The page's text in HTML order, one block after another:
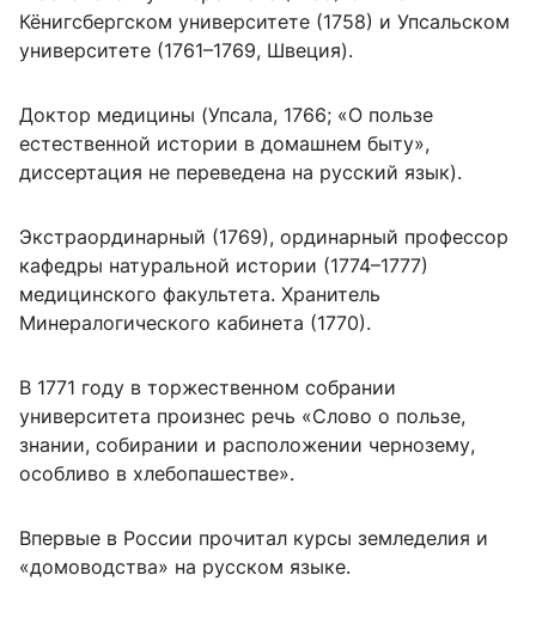
Кёнигсбергском университете (1758) и Упсальском
университете (1761–1769, Швеция).
Доктор медицины (Упсала, 1766; «О пользе
естественной истории в домашнем быту»,
диссертация не переведена на русский язык).
Экстраординарный (1769), ординарный профессор
кафедры натуральной истории (1774–1777)
медицинского факультета. Хранитель
Минералогического кабинета (1770).
В 1771 году в торжественном собрании
университета произнес речь «Слово о пользе,
знании, собирании и расположении чернозему,
особливо в хлебопашестве».
Впервые в России прочитал курсы земледелия и
«домоводства» на русском языке.